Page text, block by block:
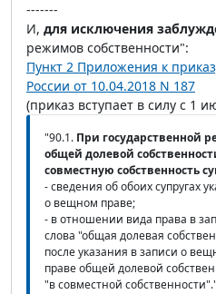
-------
И, для исключения
режимов собственности":
Пункт 2 Приложения к
России от 10.04.2018 N 187
(приказ вступает в силу с 1
"90.1. При государственной
общей долевой
совместную собственность
- сведения об обоих супругах
о вещном праве;
- в отношении вида права в
слова "общая долевая
после указания в записи о
праве общей долевой
"в совместной